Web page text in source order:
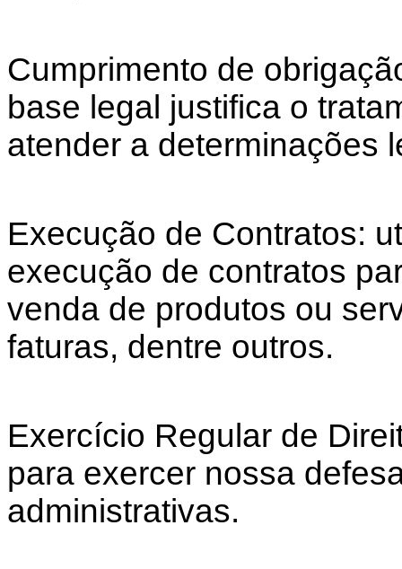
Cumprimento de
base legal justifica o
atender a determinações
Execução de Contratos:
execução de contratos
venda de produtos ou
faturas, dentre outros.
Exercício Regular de
para exercer nossa
administrativas.